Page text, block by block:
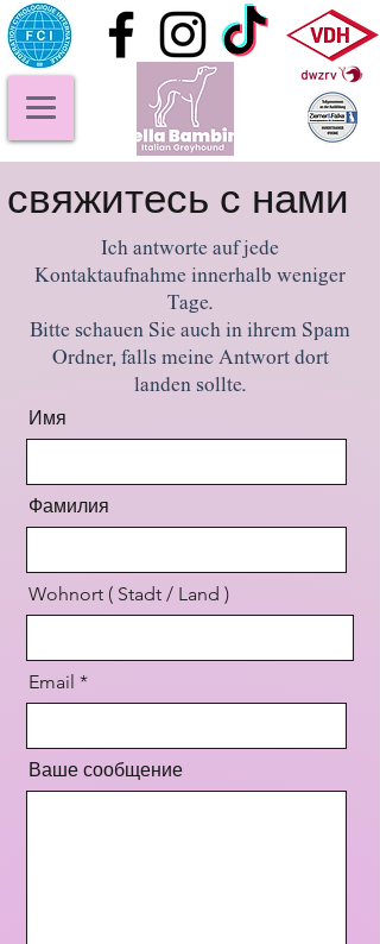
свяжитесь с нами
Имя
Фамилия
Wohnort ( Stadt / Land )
Email
Ваше сообщение
Ich antworte auf jede
Kontaktaufnahme innerhalb weniger
Tage.
Bitte schauen Sie auch in ihrem Spam
Ordner, falls meine Antwort dort
landen sollte.